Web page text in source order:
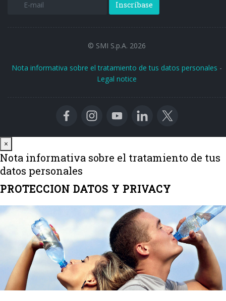
Inscríbase
© SMI S.p.A. 2026
Nota informativa sobre el tratamiento de tus datos personales -
Legal notice
×
Nota informativa sobre el tratamiento de tus
datos personales
PROTECCION DATOS Y PRIVACY